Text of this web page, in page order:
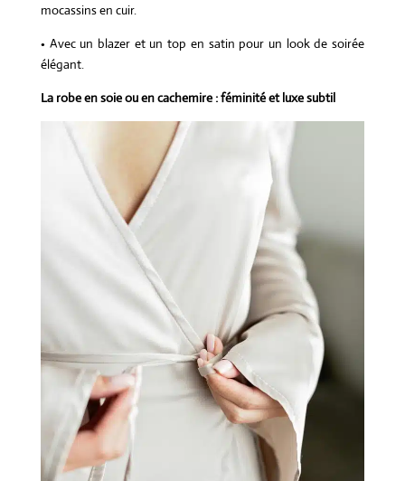
mocassins en cuir.
• Avec un blazer et un top en satin pour un look de soirée
élégant.
La robe en soie ou en cachemire : féminité et luxe subtil